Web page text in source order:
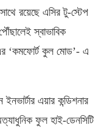
রয়েছে এসির টু-স্টেপ
স্বাভাবিক
‘কমফোর্ট কুল মোড’- এ
এয়ার কন্ডিশনার
ফুল হাই-ডেনসিটি